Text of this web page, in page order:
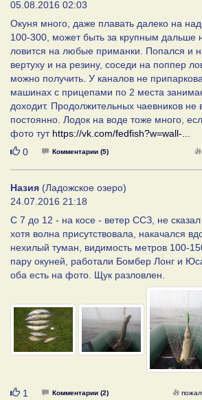
05.08.2016 02:03
Окуня много, даже плавать далеко на
100-300, может быть за крупным дальше
ловится на любые приманки. Попался и
вертуху и на резину, соседи на поппер
можно получить. У каналов не
машинах с прицепами по 2 места
доходит. Продолжительных чаевников не
постоянно. Лодок на воде тоже много,
фото тут https://vk.com/fedfish?w=wall-...
Нравится
0 Комментарии (5)
Назия (Ладожское озеро)
24.07.2016 21:18
С 7 до 12 - на косе - ветер ССЗ, не сказал
хотя волна присутствовала, накачался
нехилый туман, видимость метров 100-
пару окуней, работали Бомбер Лонг и
оба есть на фото. Щук разловлен.
Нравится
1 Комментарии (2)